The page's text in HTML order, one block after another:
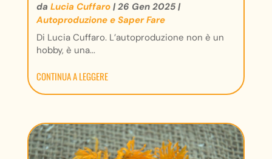
da Lucia Cuffaro|26 Gen 2025|
Autoproduzione e Saper Fare
Di Lucia Cuffaro. L’autoproduzione non è un
hobby, è una...
CONTINUA A LEGGERE